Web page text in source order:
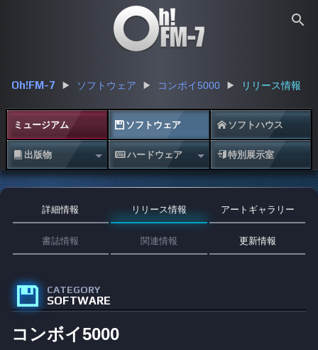
search
Oh!FM-7 ソフトウェア コンボイ5000 リリース情報
ミュージアム  ソフトウェア  ソフトハウス
 出版物 ハードウェア  特別展示室
詳細情報 リリース情報 アートギャラリー
書誌情報 関連情報 更新情報
 CATEGORY
SOFTWARE
コンボイ5000